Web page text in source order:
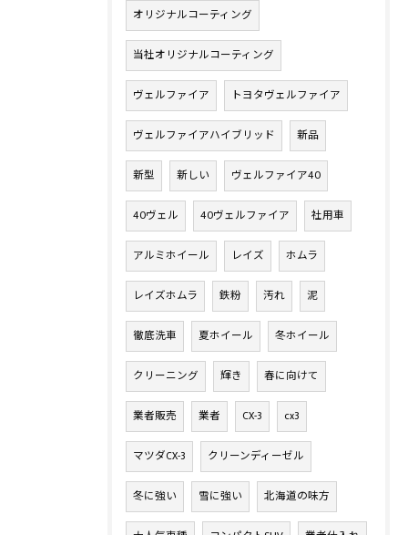
オリジナルコーティング
当社オリジナルコーティング
ヴェルファイア トヨタヴェルファイア
ヴェルファイアハイブリッド 新品
新型 新しい ヴェルファイア40
40ヴェル 40ヴェルファイア 社用車
アルミホイール レイズ ホムラ
レイズホムラ 鉄粉 汚れ 泥
徹底洗車 夏ホイール 冬ホイール
クリーニング 輝き 春に向けて
業者販売 業者 CX-3 cx3
マツダCX-3 クリーンディーゼル
冬に強い 雪に強い 北海道の味方